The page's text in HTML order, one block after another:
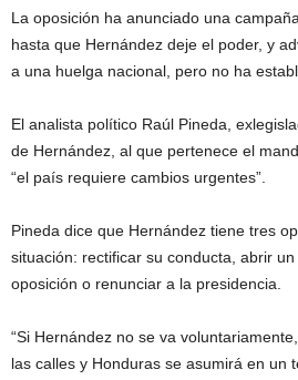
La oposición ha anunciado una
hasta que Hernández deje el poder, y
a una huelga nacional, pero no ha
El analista político Raúl Pineda,
de Hernández, al que pertenece el
“el país requiere cambios urgentes”.
Pineda dice que Hernández tiene tres
situación: rectificar su conducta, abrir
oposición o renunciar a la presidencia.
“Si Hernández no se va
las calles y Honduras se asumirá en un